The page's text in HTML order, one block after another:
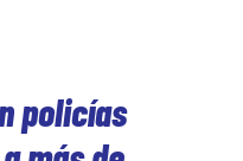
policías